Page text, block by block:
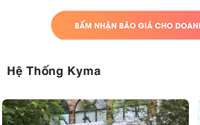
Hệ Thống Kyma